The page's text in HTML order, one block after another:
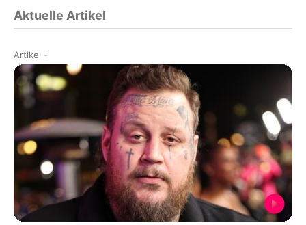
Aktuelle Artikel
Artikel -